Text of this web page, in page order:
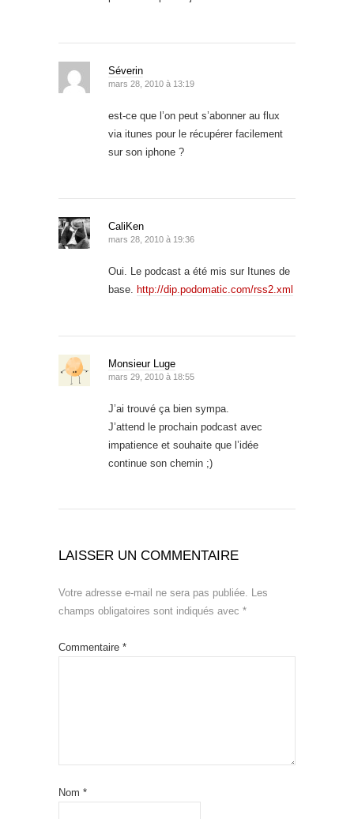
Séverin
mars 28, 2010 à 13:19
est-ce que l’on peut s’abonner au flux
via itunes pour le récupérer facilement
sur son iphone ?
CaliKen
mars 28, 2010 à 19:36
Oui. Le podcast a été mis sur Itunes de
base.
http://dip.podomatic.com/rss2.xml
Monsieur Luge
mars 29, 2010 à 18:55
J’ai trouvé ça bien sympa.
J’attend le prochain podcast avec
impatience et souhaite que l’idée
continue son chemin ;)
LAISSER UN COMMENTAIRE
Votre adresse e-mail ne sera pas publiée.
Les
champs obligatoires sont indiqués avec *
Commentaire *
Nom *